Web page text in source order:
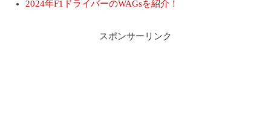
2024年F1ドライバーのWAGsを紹介！
スポンサーリンク